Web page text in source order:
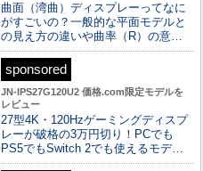
曲面（湾曲）ディスプレーってなに
がすごいの？一般的な平面モデルと
の見え方の違いや曲率（R）の意…
sponsored
JN-IPS27G120U2 価格.com限定モデルを
レビュー
27型4K・120Hzゲーミングディスプ
レーが破格の3万円切り！PCでも
PS5でもSwitch 2でも使えるモデ…